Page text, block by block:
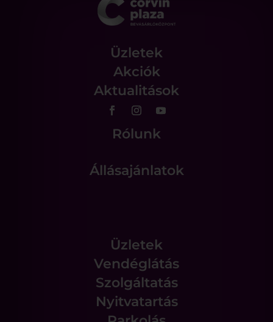
Üzletek
Akciók
Aktualitások
Rólunk
Állásajánlatok
Üzletek
Vendéglátás
Szolgáltatás
Nyitvatartás